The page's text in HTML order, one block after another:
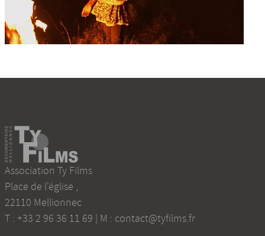
Association Ty Films
Place de l'église ,
22110 Mellionnec
T : +33 2 96 36 11 69 | M : contact@tyfilms.fr